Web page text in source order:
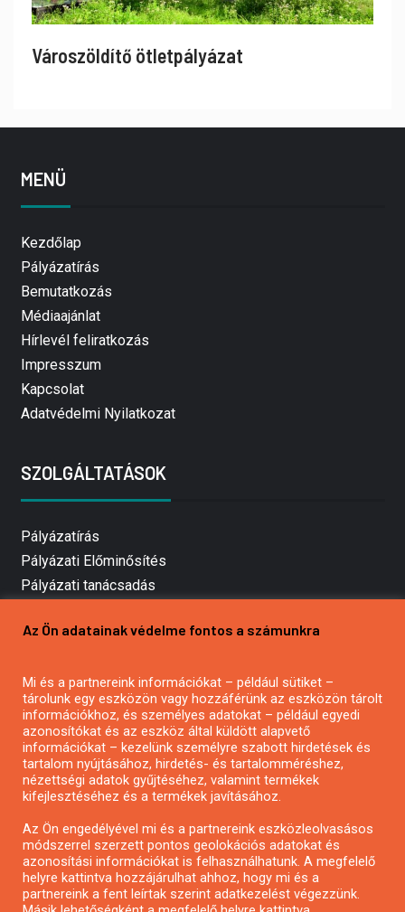
Városzöldítő ötletpályázat
MENÜ
Kezdőlap
Pályázatírás
Bemutatkozás
Médiaajánlat
Hírlevél feliratkozás
Impresszum
Kapcsolat
Adatvédelmi Nyilatkozat
SZOLGÁLTATÁSOK
Pályázatírás
Pályázati Előminősítés
Pályázati tanácsadás
Mezőgazdasági pályázatírás
Pályázatírás civil szervezeteknek
Pályázatírás önkormányzatoknak
Pályázatfigyelés
Specifikus pályázatfigyelés vagy hírlevél
Pályázatok magánszemélyeknek
Pályázatok civil szervezeteknek
Az Ön adatainak védelme fontos a számunkra
Mi és a partnereink információkat – például sütiket –
tárolunk egy eszközön vagy hozzáférünk az eszközön tárolt
információkhoz, és személyes adatokat – például egyedi
azonosítókat és az eszköz által küldött alapvető
információkat – kezelünk személyre szabott hirdetések és
tartalom nyújtásához, hirdetés- és tartalomméréshez,
nézettségi adatok gyűjtéséhez, valamint termékek
kifejlesztéséhez és a termékek javításához.
Az Ön engedélyével mi és a partnereink eszközleolvasásos
módszerrel szerzett pontos geolokációs adatokat és
azonosítási információkat is felhasználhatunk. A megfelelő
helyre kattintva hozzájárulhat ahhoz, hogy mi és a
partnereink a fent leírtak szerint adatkezelést végezzünk.